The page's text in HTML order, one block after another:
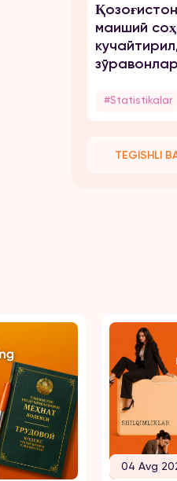
маиший
#Statistikalar
TEGISHLI
04 Avg